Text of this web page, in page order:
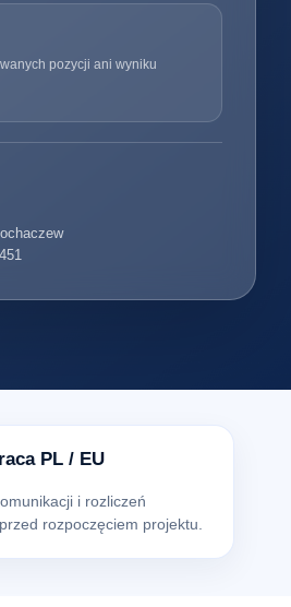
pozycji ani wyniku
PL / EU
i rozliczeń
rozpoczęciem projektu.